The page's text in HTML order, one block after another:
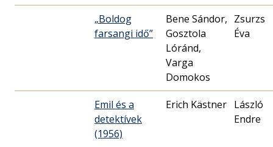
„Boldog
farsangi idő”
Bene Sándor,
Gosztola
Lóránd,
Varga
Domokos
Zsurzs
Éva
Emil és a
detektívek
(1956)
Erich Kästner László
Endre